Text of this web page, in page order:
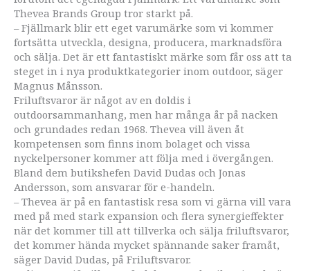
Thevea Brands Group tror starkt på.
– Fjällmark blir ett eget varumärke som vi kommer
fortsätta utveckla, designa, producera, marknadsföra
och sälja. Det är ett fantastiskt märke som får oss att ta
steget in i nya produktkategorier inom outdoor, säger
Magnus Månsson.
Friluftsvaror är något av en doldis i
outdoorsammanhang, men har många år på nacken
och grundades redan 1968. Thevea vill även åt
kompetensen som finns inom bolaget och vissa
nyckelpersoner kommer att följa med i övergången.
Bland dem butikshefen David Dudas och Jonas
Andersson, som ansvarar för e-handeln.
– Thevea är på en fantastisk resa som vi gärna vill vara
med på med stark expansion och flera synergieffekter
när det kommer till att tillverka och sälja friluftsvaror,
det kommer hända mycket spännande saker framåt,
säger David Dudas, på Friluftsvaror.